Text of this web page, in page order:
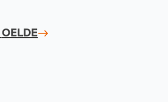
OELDE